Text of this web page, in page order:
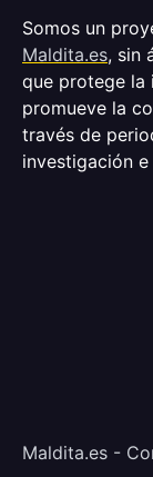
Somos un
Maldita.es, sin
que protege la
promueve la
través de
investigación
Maldita.es -